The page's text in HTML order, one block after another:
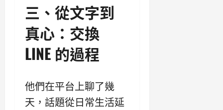
三、從文字到
真心：交換
LINE 的過程
他們在平台上聊了幾
天，話題從日常生活延